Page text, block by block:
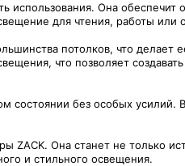
использования. Она
для чтения, работы или
потолков, что
что позволяет
состоянии без особых
ZACK. Она станет не только
и стильного освещения.